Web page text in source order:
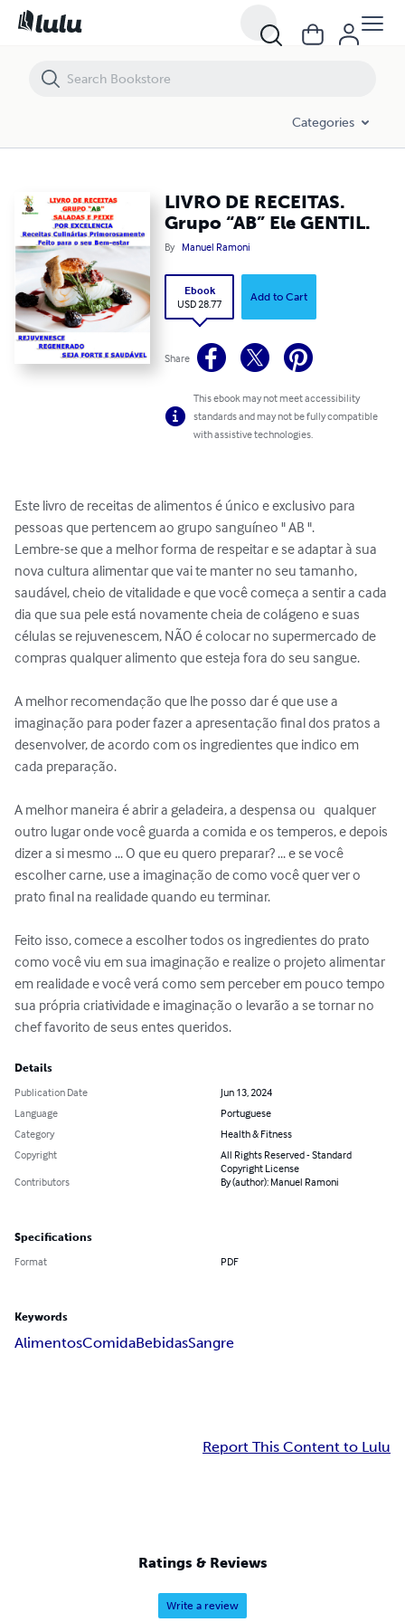
Categories
LIVRO DE RECEITAS.
Grupo “AB” Ele GENTIL.
By Manuel Ramoni
Ebook
USD 28.77
Add to Cart
Share
This ebook may not meet accessibility
standards and may not be fully compatible
with assistive technologies.
Este livro de receitas de alimentos é único e exclusivo para
pessoas que pertencem ao grupo sanguíneo " AB ".
Lembre-se que a melhor forma de respeitar e se adaptar à sua
nova cultura alimentar que vai te manter no seu tamanho,
saudável, cheio de vitalidade e que você começa a sentir a cada
dia que sua pele está novamente cheia de colágeno e suas
células se rejuvenescem, NÃO é colocar no supermercado de
compras qualquer alimento que esteja fora do seu sangue.
A melhor recomendação que lhe posso dar é que use a
imaginação para poder fazer a apresentação final dos pratos a
desenvolver, de acordo com os ingredientes que indico em
cada preparação.
A melhor maneira é abrir a geladeira, a despensa ou   qualquer
outro lugar onde você guarda a comida e os temperos, e depois
dizer a si mesmo ... O que eu quero preparar? ... e se você
escolher carne, use a imaginação de como você quer ver o
prato final na realidade quando eu terminar.
Feito isso, comece a escolher todos os ingredientes do prato
como você viu em sua imaginação e realize o projeto alimentar
em realidade e você verá como sem perceber em pouco tempo
sua própria criatividade e imaginação o levarão a se tornar no
chef favorito de seus entes queridos.
Details
Publication Date
Jun 13, 2024
Language
Portuguese
Category
Health & Fitness
Copyright
All Rights Reserved - Standard
Copyright License
Contributors
By (author): Manuel Ramoni
Specifications
Format PDF
Keywords
AlimentosComidaBebidasSangre
Report This Content to Lulu
Ratings & Reviews
Write a review
LIVRO DE RECEITAS. Grupo “AB” Ele GENTIL.